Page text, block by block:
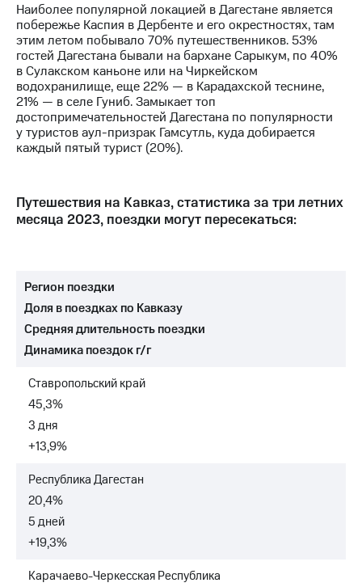
Рынок
акций
Описание
Программа
приобретения
Порядок
выкупа
акций
Дивиденды
Описание
Еврооблигации-2023
именных
облигаций
Регистратор
Контакты
развитие
этика
На главную
Наиболее популярной локацией в Дагестане является
побережье Каспия в Дербенте и его окрестностях, там
этим летом побывало 70% путешественников. 53%
гостей Дагестана бывали на бархане Сарыкум, по 40%
в Сулакском каньоне или на Чиркейском
водохранилище, еще 22% — в Карадахской теснине,
21% — в селе Гуниб. Замыкает топ
достопримечательностей Дагестана по популярности
у туристов аул-призрак Гамсутль, куда добирается
каждый пятый турист (20%).
Путешествия на Кавказ, статистика за три летних
месяца 2023, поездки могут пересекаться:
Регион поездки
Доля в поездках по Кавказу
Средняя длительность поездки
Динамика поездок г/г
Ставропольский край
45,3%
3 дня
+13,9%
Республика Дагестан
20,4%
5 дней
+19,3%
Карачаево-Черкесская Республика